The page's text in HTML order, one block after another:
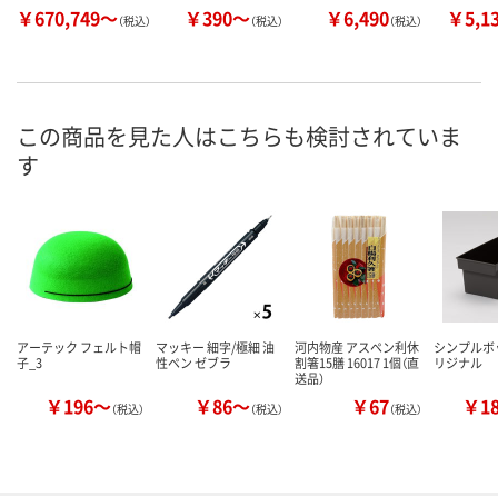
￥670,749～（税込） ￥390～（税込） ￥6,490（税込） ￥
この商品を見た人はこちらも検討されていま
す
アーテック フェルト帽
子_3
￥196～（税込）
マッキー 細字/極細 油
性ペン ゼブラ
￥86～（税込）
河内物産 アスペン利休
割箸15膳 16017 1個（直
送品）
￥67（税込）
シンプル
リジナル
￥